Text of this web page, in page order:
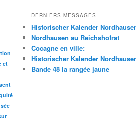
et
DERNIERS MESSAGES
Historischer Kalender
Nordhausen au Reichshofrat
Cocagne en ville:
Historischer Kalender
Bande 48 la rangée jaune